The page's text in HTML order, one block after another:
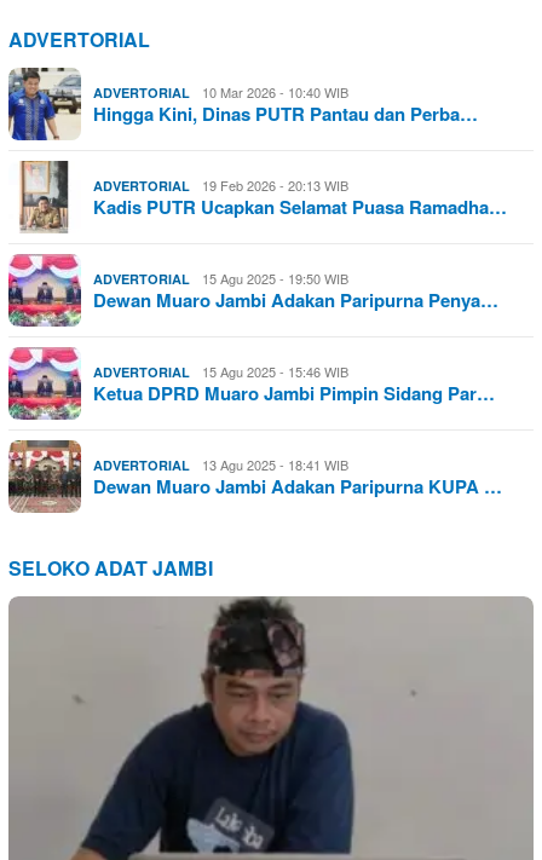
ADVERTORIAL
ADVERTORIAL 10 Mar 2026 - 10:40 WIB
Hingga Kini, Dinas PUTR Pantau dan Perba…
ADVERTORIAL 19 Feb 2026 - 20:13 WIB
Kadis PUTR Ucapkan Selamat Puasa Ramadha…
ADVERTORIAL 15 Agu 2025 - 19:50 WIB
Dewan Muaro Jambi Adakan Paripurna Penya…
ADVERTORIAL 15 Agu 2025 - 15:46 WIB
Ketua DPRD Muaro Jambi Pimpin Sidang Par…
ADVERTORIAL 13 Agu 2025 - 18:41 WIB
Dewan Muaro Jambi Adakan Paripurna KUPA …
SELOKO ADAT JAMBI